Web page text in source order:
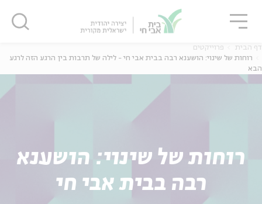
דף הבית
פרוייקטים
רוחות של שינוי: הושענא רבה בבית אבי חי - לילה של תרבות בין הרגע הזה לרגע
הבא
רוחות של שינוי: הושענא
רבה בבית אבי חי
סגור